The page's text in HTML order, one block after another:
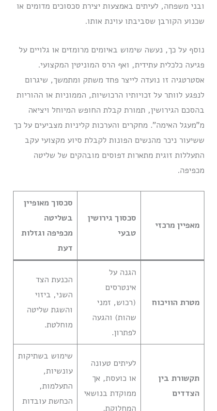
ובני משפחה, לעיתים באמצעות יצירת סכסוכים מדומים או
שכנוע הקורבן שסביבתו עוינת אותו.
נוסף על כך, נעשה שימוש באיומים מרומזים או גלויים על
פגיעה כלכלית עתידית, ואף הרס המוניטין המקצועי.
אסטרטגיה זו נועדה לייצר פחד משתק ומתמשך, שיגרום
לנפגע לוותר על זכויותיו הרכושיות, הממוניות או ההוריות
בהסכם הגירושין, תמורת קבלת החופש המיוחל ויציאה
מ”מעגל האימה”. מחקרים והערכות קליניות מצביעים על כך
ששיעור ניכר מהנשים הפונות לקבלת סיוע מקצועי עקב
התעללות זוגית מתארות דפוסים מובהקים של שליטה
מכפיפה.
מאפיין מרכזי
סכסוך גירושין
טבעי
סכסוך מאופיין
בשליטה
מכפיפה וגזלות
דעת
מטרת הוויכוח
הגנה על
אינטרסים
(רכוש, זמני
שהות) והגעה
לפתרון.
הכנעת הצד
השני, ביזוי
והשגת שליטה
מוחלטת.
תקשורת בין
הצדדים
לעיתים טעונה
או כועסת, אך
ממוקדת בנושאי
המחלוקת.
שימוש בשתיקות
עונשיות,
התעלמות,
הכחשת עובדות